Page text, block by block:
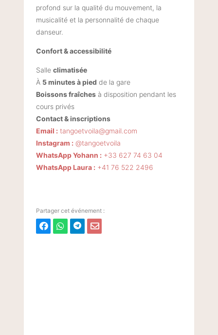
profond sur la qualité du mouvement, la
musicalité et la personnalité de chaque
danseur.
Confort & accessibilité
Salle climatisée
À 5 minutes à pied de la gare
Boissons fraîches à disposition pendant les
cours privés
Contact & inscriptions
Email : tangoetvoila@gmail.com
Instagram : @tangoetvoila
WhatsApp Yohann : +33 627 74 63 04
WhatsApp Laura : +41 76 522 2496